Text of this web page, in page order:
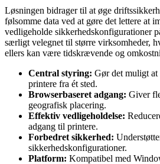
Løsningen bidrager til at øge
følsomme data ved at gøre det lettere at
vedligeholde sikkerhedskonfigurationer
særligt velegnet til større virksomheder,
ellers kan være tidskrævende og
Central styring: Gør det muligt
printere fra ét sted.
Browserbaseret adgang: Giver
geografisk placering.
Effektiv vedligeholdelse:
adgang til printere.
Forbedret sikkerhed:
sikkerhedskonfigurationer.
Platform: Kompatibel med